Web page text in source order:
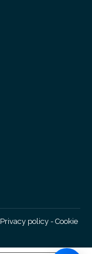
Privacy policy - Cookie